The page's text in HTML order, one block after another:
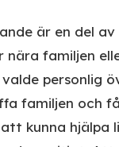
är en del av
nära familjen
personlig
familjen och
kunna